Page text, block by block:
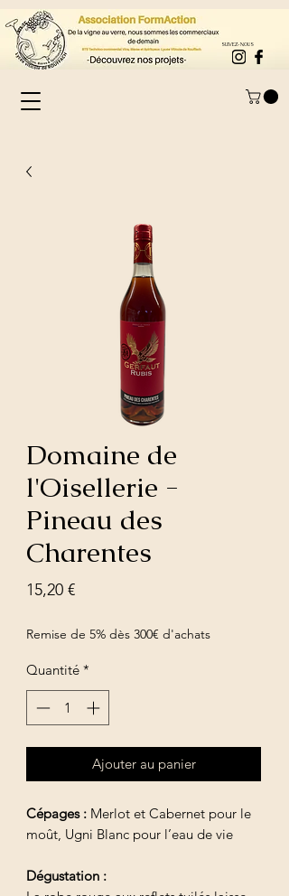
SUIVEZ-NOUS
Domaine de
l'Oisellerie -
Pineau des
Charentes
15,20 €Prix
Remise de 5% dès 300€ d'achats
Quantité *
Ajouter au panier
Cépages : Merlot et Cabernet pour le
moût, Ugni Blanc pour l’eau de vie
Dégustation :